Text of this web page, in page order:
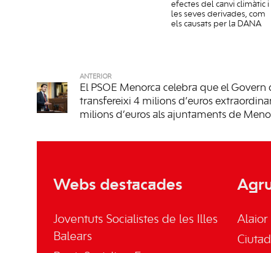
efectes del canvi climàtic i
les seves derivades, com
els causats per la DANA
ANTERIOR
El PSOE Menorca celebra que el Govern
transfereixi 4 milions d’euros
milions d’euros als ajuntaments de
Webs destacades
Joventuts Socialistes de les Illes
Balears
Alaior